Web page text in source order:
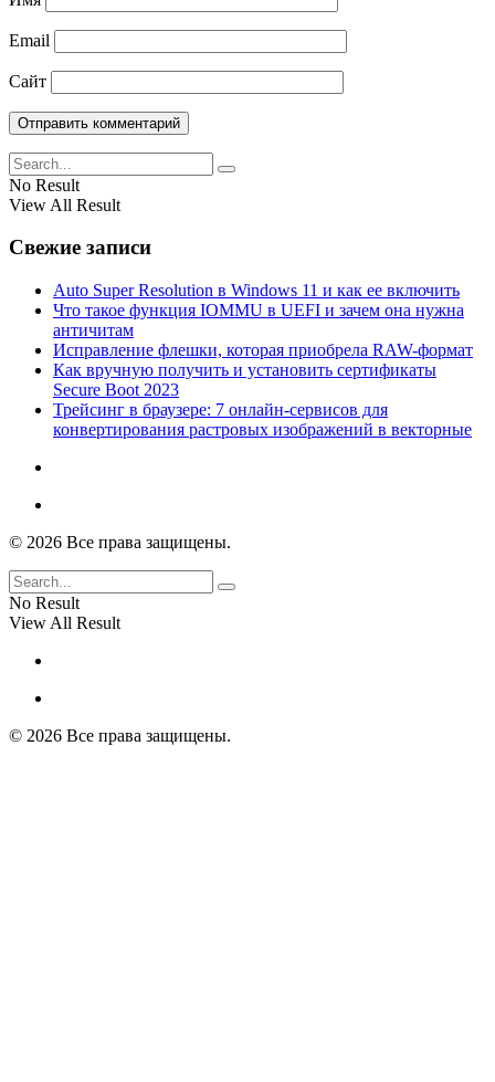
Email
Сайт
No Result
View All Result
Свежие записи
Auto Super Resolution в Windows 11 и как ее включить
Что такое функция IOMMU в UEFI и зачем она нужна
античитам
Исправление флешки, которая приобрела RAW-формат
Как вручную получить и установить сертификаты
Secure Boot 2023
Трейсинг в браузере: 7 онлайн-сервисов для
конвертирования растровых изображений в векторные
© 2026 Все права защищены.
No Result
View All Result
© 2026 Все права защищены.